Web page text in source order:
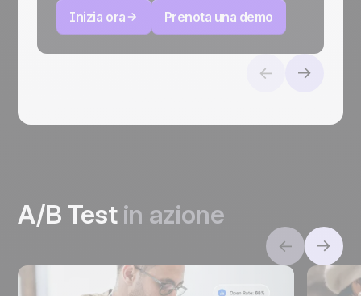
Inizia ora
Prenota una demo
A/B Testin azione